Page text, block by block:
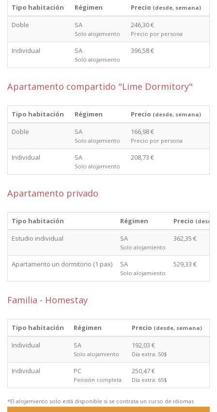
Tipo habitación Régimen Precio (desde, semana)
Doble SA
Solo alojamiento
246,30 €
Precio por persona
Individual SA
Solo alojamiento
396,58 €
Apartamento compartido "Lime Dormitory"
Tipo habitación Régimen Precio (desde, semana)
Doble SA
Solo alojamiento
166,98 €
Precio por persona
Individual SA
Solo alojamiento
208,73 €
Apartamento privado
Tipo habitación Régimen Precio
Estudio individual SA
Solo alojamiento
362,35 €
Apartamento un dormitorio (1 pax) SA
Solo alojamiento
529,33 €
Familia - Homestay
Tipo habitación Régimen Precio (desde, semana)
Individual SA
Solo alojamiento
192,03 €
Día extra: 50$
Individual PC
Pensión completa
250,47 €
Día extra: 65$
*El alojamiento solo está disponible si se contrata un curso de idiomas